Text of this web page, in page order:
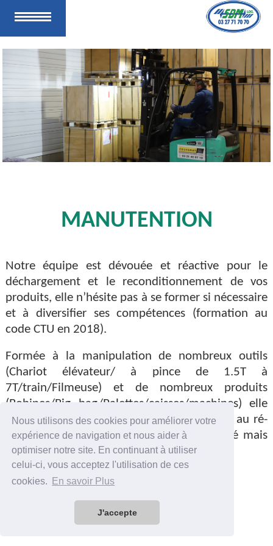
Nous utilisons des cookies pour améliorer votre
expérience de navigation et nous aider à
optimiser notre site. En continuant à utiliser
celui-ci, vous acceptez l'utilisation de ces
cookies.
En savoir Plus
J'accepte
MANUTENTION
Notre équipe est dévouée et réactive pour le
déchargement et le reconditionnement de vos
produits, elle n’hésite pas à se former si nécessaire
et à diversifier ses compétences (formation au
code CTU en 2018).
Formée à la manipulation de nombreux outils
(Chariot élévateur/ à pince de 1.5T à
7T/train/Filmeuse) et de nombreux produits
(Bobines/Big bag/Palettes/caisses/machines) elle
est également habituée au travail à façon, au ré-
étiquetage, au cerclage, au contrôle qualité mais
surtout aux horaires flexibles.
Contactez-nous